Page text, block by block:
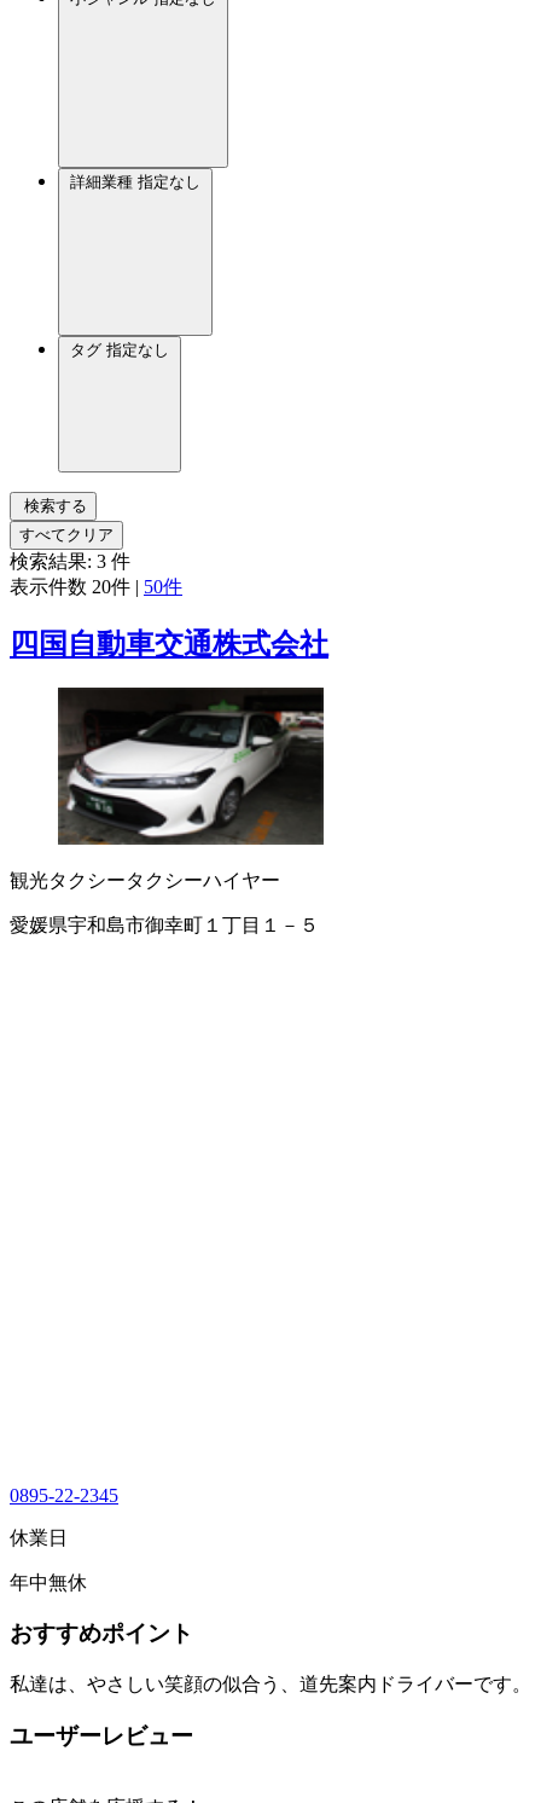
詳細業種 指定なし
タグ 指定なし
検索する
すべてクリア
検索結果: 3 件
表示件数 20件 | 50件
四国自動車交通株式会社
観光タクシータクシーハイヤー
愛媛県宇和島市御幸町１丁目１－５
0895-22-2345
休業日
年中無休
おすすめポイント
私達は、やさしい笑顔の似合う、道先案内ドライバーです。
ユーザーレビュー